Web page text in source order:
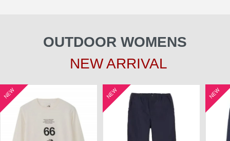
OUTDOOR WOMENS
NEW ARRIVAL
NEW NEW NEW